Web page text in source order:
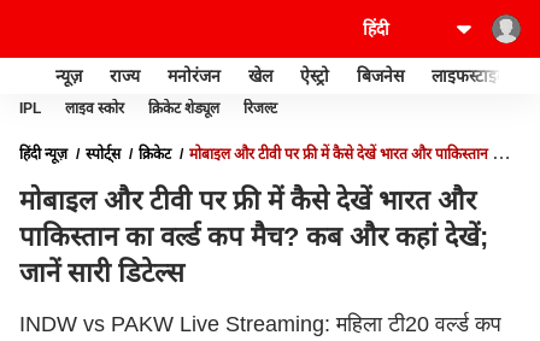
न्यूज़ राज्य मनोरंजन खेल ऐस्ट्रो बिजनेस लाइफस्टाइल
IPL लाइव स्कोर क्रिकेट शेड्यूल रिजल्ट
हिंदी न्यूज़ स्पोर्ट्स क्रिकेट
मोबाइल और टीवी पर फ्री में कैसे देखें भारत और पाकिस्तान का
मोबाइल और टीवी पर फ्री में कैसे देखें भारत और
पाकिस्तान का वर्ल्ड कप मैच? कब और कहां देखें;
जानें सारी डिटेल्स
INDW vs PAKW Live Streaming: महिला टी20 वर्ल्ड कप